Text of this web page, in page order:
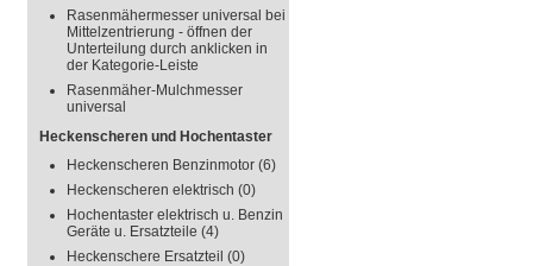
Rasenmähermesser universal bei
Mittelzentrierung - öffnen der
Unterteilung durch anklicken in
der Kategorie-Leiste
Rasenmäher-Mulchmesser
universal
Heckenscheren und Hochentaster
Heckenscheren Benzinmotor (6)
Heckenscheren elektrisch (0)
Hochentaster elektrisch u. Benzin
Geräte u. Ersatzteile (4)
Heckenschere Ersatzteil (0)